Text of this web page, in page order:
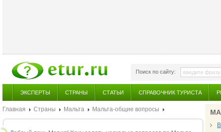
Поиск по сайту:
ЭКСПЕРТЫ СТРАНЫ СТАТЬИ СПРАВОЧНИК ТУРИСТА
Главная Страны Мальта Мальта-общие вопросы